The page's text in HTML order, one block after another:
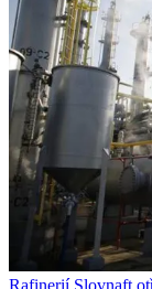
Rafinerií Slovnaft